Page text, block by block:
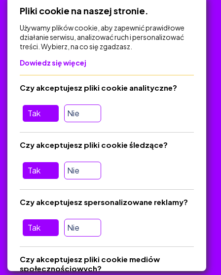
Na skróty
Polityka Prywatności
Regulamin
O platformie
Baza materiałów dydaktycznych
Jak zostać autorem
FAQ
Pomoc
wiadomość nie trafiła do folderu SPAM)
Materiały chronione Prawem Autorskim.
Pliki cookie na naszej stronie.
Używamy plików cookie, aby zapewnić prawidłowe
działanie serwisu, analizować ruch i personalizować
treści. Wybierz, na co się zgadzasz.
Dowiedz się więcej
Tak Nie
Czy akceptujesz pliki cookie analityczne?
Tak Nie
Czy akceptujesz pliki cookie śledzące?
Tak Nie
Czy akceptujesz spersonalizowane reklamy?
Czy akceptujesz pliki cookie mediów
społecznościowych?